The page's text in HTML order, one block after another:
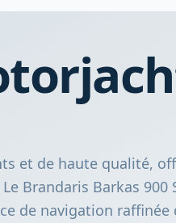
et de haute qualité,
Brandaris Barkas 900
de navigation raffinée